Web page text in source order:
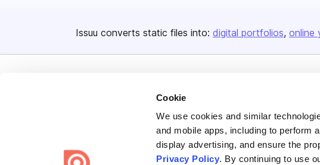
Cookie
We use cookies and similar
and mobile apps, including to perform
display advertising, and ensure the
Privacy Policy. By continuing to use
Issuu converts static files into: digital portfolios online
Create once, share everywhere.